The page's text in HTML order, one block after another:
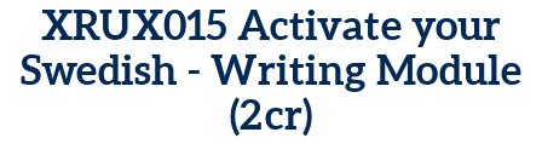
XRUX015 Activate your
Swedish - Writing Module
(2 cr)